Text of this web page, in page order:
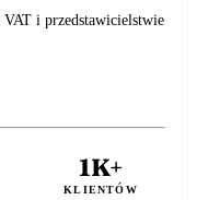
i przedstawicielstwie
1K+
KLIENTÓW